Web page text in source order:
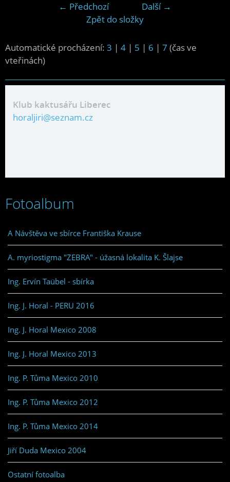
← Předchozí
Další →
Zpět do složky
Automatické procházení: 3 | 4 | 5 | 6 | 7 (čas ve
vteřinách)
Klub kaktusářu Liberec
horaljiri@seznam.cz
Fotoalbum
A Návštěva ve sbírce Františka Krause
A. myriostigma "ZEBRA" - úžasná lokalita K. Šlajse
Ing. Ervín Taübel - sbírka
Ing. J. Horal - PERU 2016
Ing. J. Horal Mexico 2008
Ing. J. Horal Mexico 2013
Ing. P. Tůma Mexico 2010
Ing. P. Tůma Mexico 2012
Ing. P. Tůma Mexico 2014
Jiří Duda Mexico 2004
Ostatní fotoalba